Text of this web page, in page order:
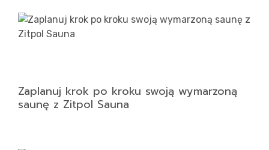
Zaplanuj krok po kroku swoją wymarzoną
saunę z Zitpol Sauna